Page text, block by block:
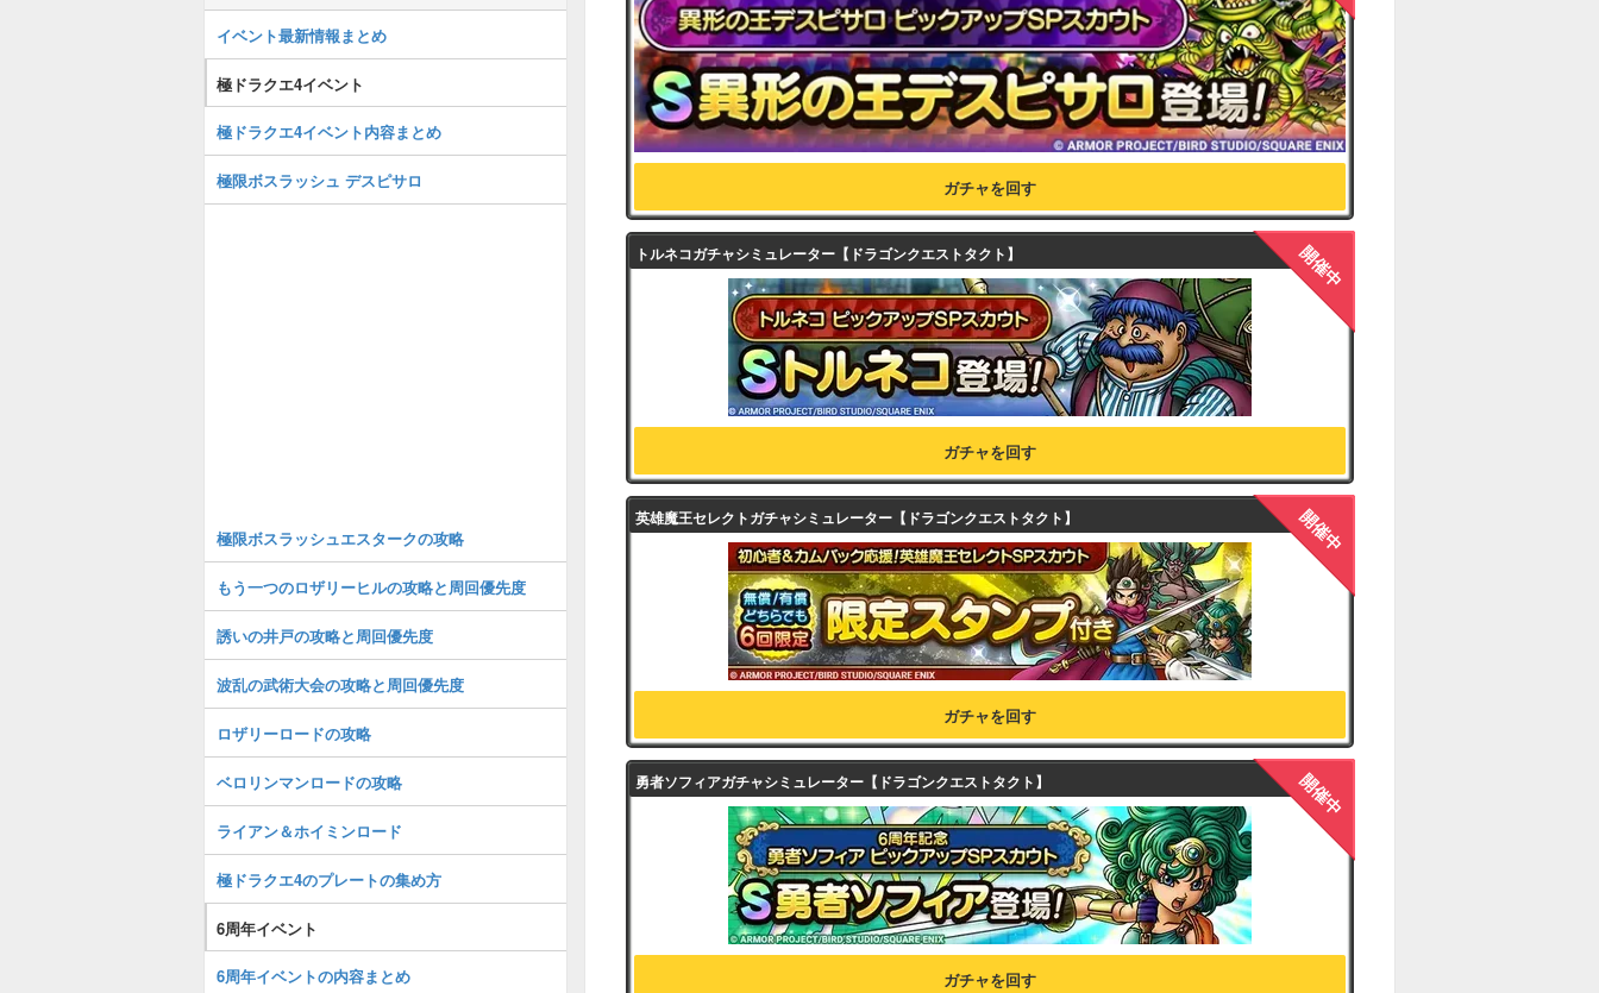
ガチャを回す
開催中
トルネコガチャシミュレーター【ドラゴンクエストタクト】
ガチャを回す
開催中
英雄魔王セレクトガチャシミュレーター【ドラゴンクエストタクト】
ガチャを回す
開催中
勇者ソフィアガチャシミュレーター【ドラゴンクエストタクト】
ガチャを回す
イベント最新情報まとめ
極ドラクエ4イベント
極ドラクエ4イベント内容まとめ
極限ボスラッシュ デスピサロ
極限ボスラッシュエスタークの攻略
もう一つのロザリーヒルの攻略と周回優先度
誘いの井戸の攻略と周回優先度
波乱の武術大会の攻略と周回優先度
ロザリーロードの攻略
ベロリンマンロードの攻略
ライアン＆ホイミンロード
極ドラクエ4のプレートの集め方
6周年イベント
6周年イベントの内容まとめ